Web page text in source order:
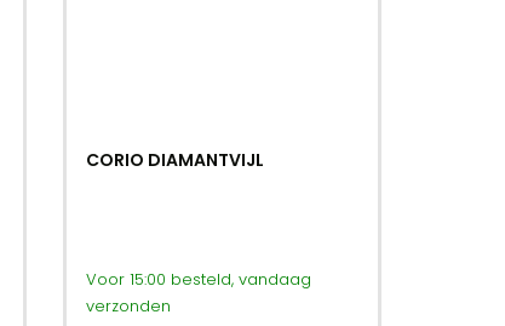
CORIO DIAMANTVIJL
Voor 15:00 besteld, vandaag
verzonden